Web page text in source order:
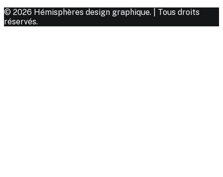
© 2026 Hémisphères design graphique. | Tous droits
réservés.